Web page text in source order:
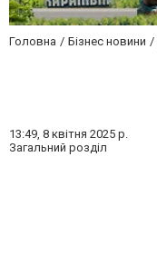
Головна Бізнес новини
13:49, 8 квітня 2025 р.
Загальний розділ